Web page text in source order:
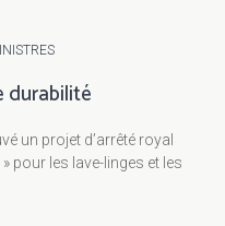
durabilité
un projet d’arrêté royal
pour les lave-linges et les